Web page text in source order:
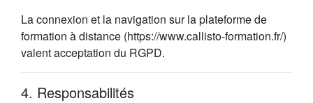
La connexion et la navigation sur la plateforme de
formation à distance (https://www.callisto-formation.fr/)
valent acceptation du RGPD.
4. Responsabilités